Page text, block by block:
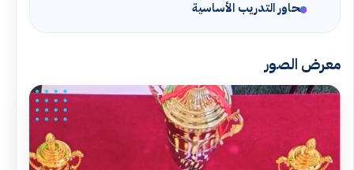
محاور التدريب الأساسية
معرض الصور